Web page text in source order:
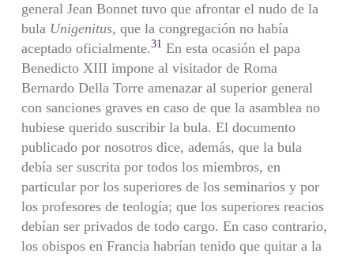
general Jean Bon­net tuvo que afrontar el nudo de la
bula Unigenitus, que la congre­gación no había
aceptado oficialmente.31 En esta ocasión el papa
Benedicto XIII impone al visitador de Roma
Bernardo Della Torre amenazar al superior general
con sanciones graves en caso de que la asamblea no
hubiese querido suscribir la bula. El documento
publi­cado por nosotros dice, además, que la bula
debía ser suscrita por todos los miembros, en
particular por los superiores de los semina­rios y por
los profesores de teología; que los superiores reacios
debían ser privados de todo cargo. En caso contrario,
los obispos en Francia habrían tenido que quitar a la